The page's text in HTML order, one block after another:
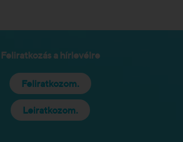
Feliratkozás a hírlevélre
Feliratkozom.
Leiratkozom.